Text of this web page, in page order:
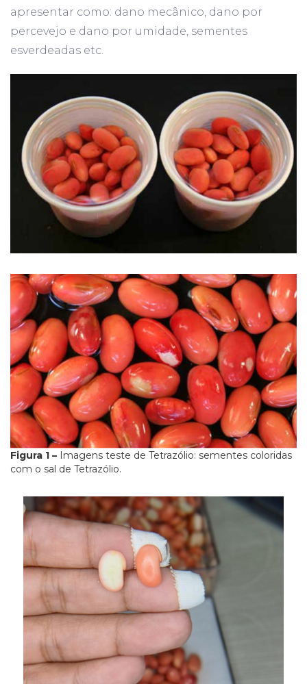
apresentar como: dano mecânico, dano por
percevejo e dano por umidade, sementes
esverdeadas etc.
Figura 1 – Imagens teste de Tetrazólio: sementes coloridas
com o sal de Tetrazólio.